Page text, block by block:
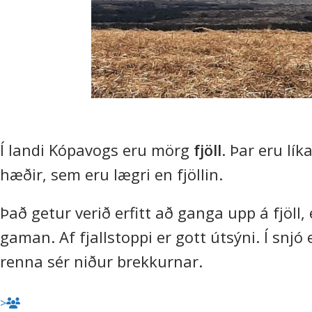
Í landi Kópavogs eru mörg fjöll. Þar eru
hæðir, sem eru lægri en fjöllin.
Það getur verið erfitt að ganga upp á fjöll,
gaman. Af fjallstoppi er gott útsýni. Í snjó
renna sér niður brekkurnar.
>